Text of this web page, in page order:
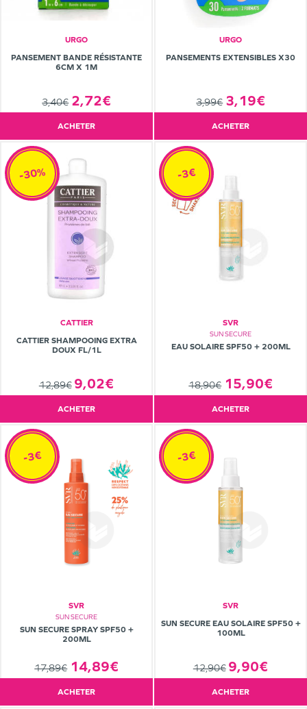
URGO
PANSEMENT BANDE RÉSISTANTE
6CM X 1M
3,40€ 2,72€
ACHETER
URGO
PANSEMENTS EXTENSIBLES X30
3,99€ 3,19€
ACHETER
CATTIER
CATTIER SHAMPOOING EXTRA
DOUX FL/1L
12,89€ 9,02€
-30%
ACHETER
SVR
SUN SECURE
EAU SOLAIRE SPF50 + 200ML
18,90€ 15,90€
-3€
ACHETER
SVR
SUN SECURE
SUN SECURE SPRAY SPF50 +
200ML
17,89€ 14,89€
-3€
ACHETER
SVR
SUN SECURE EAU SOLAIRE SPF50 +
100ML
12,90€ 9,90€
-3€
ACHETER